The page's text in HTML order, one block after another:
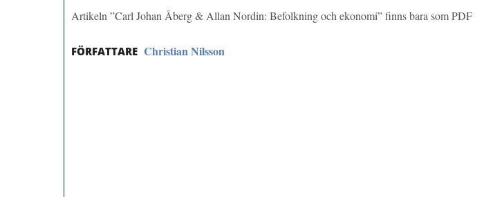
Artikeln ”Carl Johan Åberg & Allan Nordin: Befolkning och ekonomi” finns bara som PDF
FÖRFATTARE Christian Nilsson